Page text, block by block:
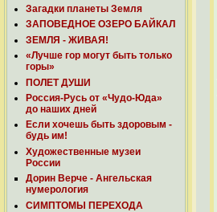
Загадки планеты Земля
ЗАПОВЕДНОЕ ОЗЕРО БАЙКАЛ
ЗЕМЛЯ - ЖИВАЯ!
«Лучше гор могут быть только
горы»
ПОЛЕТ ДУШИ
Россия-Русь от «Чудо-Юда»
до наших дней
Если хочешь быть здоровым -
будь им!
Художественные музеи
России
Дорин Верче - Ангельская
нумерология
СИМПТОМЫ ПЕРЕХОДА